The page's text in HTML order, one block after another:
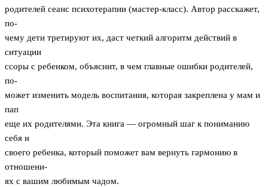
родителей сеанс психотерапии (мастер-класс). Автор расскажет,
по-
чему дети третируют их, даст четкий алгоритм действий в
ситуации
ссоры с ребенком, объяснит, в чем главные ошибки родителей,
по-
может изменить модель воспитания, которая закреплена у мам и
пап
еще их родителями. Эта книга — огромный шаг к пониманию
себя и
своего ребенка, который поможет вам вернуть гармонию в
отношени-
ях с вашим любимым чадом.